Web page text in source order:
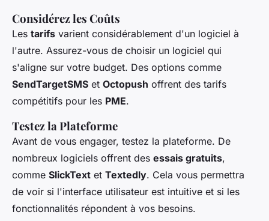
Considérez les Coûts
Les tarifs varient considérablement d'un logiciel à
l'autre. Assurez-vous de choisir un logiciel qui
s'aligne sur votre budget. Des options comme
SendTargetSMS et Octopush offrent des tarifs
compétitifs pour les PME.
Testez la Plateforme
Avant de vous engager, testez la plateforme. De
nombreux logiciels offrent des essais gratuits,
comme SlickText et Textedly. Cela vous permettra
de voir si l'interface utilisateur est intuitive et si les
fonctionnalités répondent à vos besoins.